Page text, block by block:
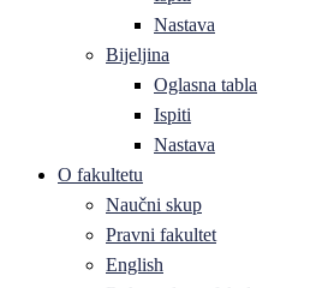
Nastava
Bijeljina
Oglasna tabla
Ispiti
Nastava
O fakultetu
Naučni skup
Pravni fakultet
English